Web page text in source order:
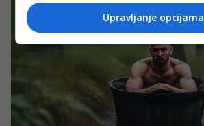
Upravljanje opcijama